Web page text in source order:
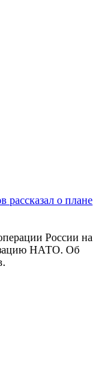
о плане
России на
НАТО. Об